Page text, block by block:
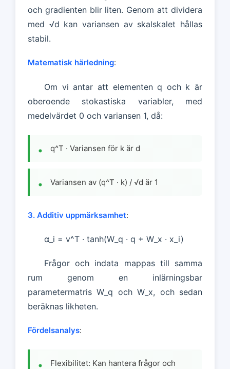
och gradienten blir liten. Genom att dividera
med √d kan variansen av skalskalet hållas
stabil.
Matematisk härledning:
Om vi antar att elementen q och k är
oberoende stokastiska variabler, med
medelvärdet 0 och variansen 1, då:
q^T · Variansen för k är d
Variansen av (q^T · k) / √d är 1
3. Additiv uppmärksamhet:
α_i = v^T · tanh(W_q · q + W_x · x_i)
Frågor och indata mappas till samma
rum genom en inlärningsbar
parametermatris W_q och W_x, och sedan
beräknas likheten.
Fördelsanalys:
Flexibilitet: Kan hantera frågor och